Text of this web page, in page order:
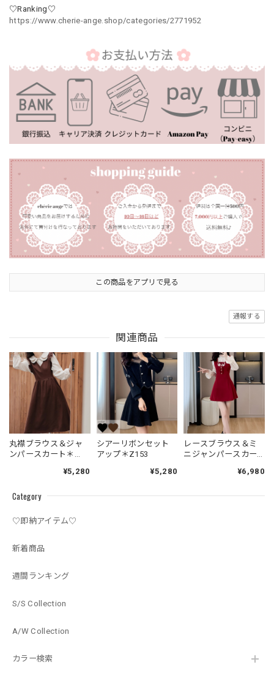
Category
♡即納アイテム♡
新着商品
週間ランキング
S/S Collection
A/W Collection
カラー検索
♡Ranking♡
https://www.cherie-ange.shop/categories/2771952
この商品をアプリで見る
通報する
関連商品
丸襟ブラウス＆ジャ
ンパースカート＊
¥5,280
シアーリボンセット
アップ＊Z153
¥5,280
レースブラウス＆ミ
ニジャンパースカー
¥6,980